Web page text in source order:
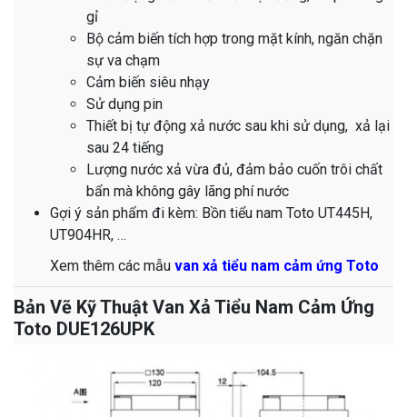
gỉ
Bộ cảm biến tích hợp trong mặt kính, ngăn chặn
sự va chạm
Cảm biến siêu nhạy
Sử dụng pin
Thiết bị tự động xả nước sau khi sử dụng, xả lại
sau 24 tiếng
Lượng nước xả vừa đủ, đảm bảo cuốn trôi chất
bẩn mà không gây lãng phí nước
Gợi ý sản phẩm đi kèm: Bồn tiểu nam Toto UT445H,
UT904HR, …
​​​​​​​​​​​​​​​​​​​​​​​​​​​​​​​​​​​​​​​​​​​​​​​​​​​​​​​​​​​​​​​​​​​​​​​​​​​​​​​​​​​​​​​​​​​​​​​​​​​​​​​​​​​​​​​​​​​​​​​​​​​​​​Xem thêm các mẫu van xả tiểu nam cảm ứng Toto
Bản Vẽ Kỹ Thuật Van Xả Tiểu Nam Cảm Ứng
Toto DUE126UPK